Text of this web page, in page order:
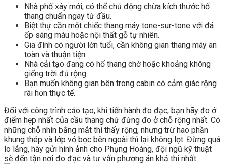
Nhà phố xây mới, có thể chủ động chừa kích thước hố
thang chuẩn ngay từ đầu.
Biệt thự cần một chiếc thang máy tone-sur-tone với đá
ốp sáng màu hoặc nội thất gỗ tự nhiên.
Gia đình có người lớn tuổi, cần không gian thang máy an
toàn và thuận tiện.
Nhà cải tạo đang có hố thang chờ hoặc khoảng không
giếng trời đủ rộng.
Bạn muốn không gian bên trong cabin có cảm giác rộng
rãi hơn thực tế.
Đối với công trình cảo tạo, khi tiến hành đo đạc, bạn hãy đo ở
điểm hẹp nhất của cầu thang chứ đừng đo ở chỗ rộng nhất. Có
những chỗ nhìn bằng mắt thì thấy rộng, nhưng trừ hao phần
khung thép và lớp vỏ bọc bên ngoài thì lại không lọt. Đừng quá
lo lắng, hãy gửi hình ảnh cho Phụng Hoàng, đội ngũ kỹ thuật
sẽ đến tận nơi đo đạc và tư vấn phương án khả thi nhất.